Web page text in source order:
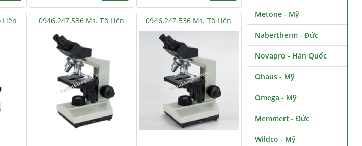
Liên 0946.247.536 Ms. Tô Liên 0946.247.536 Ms. Tô Liên
Metone - Mỹ
Nabertherm - Đức
Novapro - Hàn Quốc
Ohaus - Mỹ
Omega - Mỹ
Memmert - Đức
Wildco - Mỹ